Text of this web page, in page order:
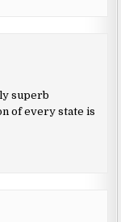
superb
of every state is